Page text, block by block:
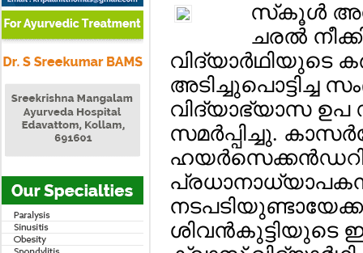
സ്‌കൂള്‍
ചരല്‍
വിദ്യാര്‍ഥിയുടെ
അടിച്ചുപൊട്ടിച്ച
വിദ്യാഭ്യാസ ഉപ
സമര്‍പ്പിച്ചു.
ശിവന്‍കുട്ടിയുടെ